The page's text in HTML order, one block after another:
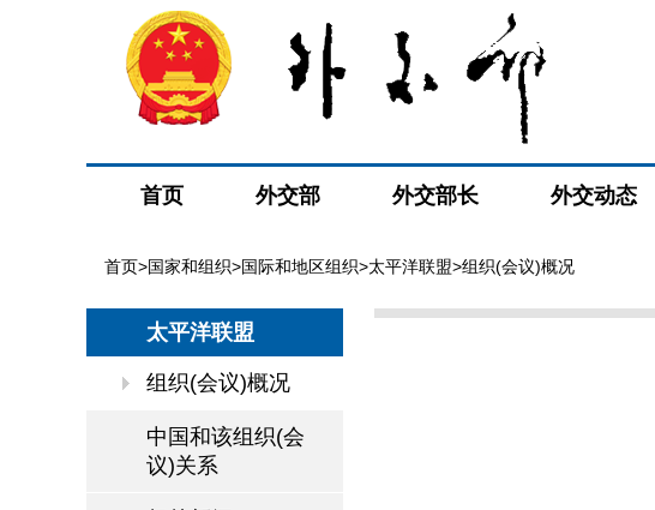
首页 外交部 外交部长 外交动态
首页>国家和组织>国际和地区组织>太平洋联盟>组织(会议)概况
太平洋联盟
组织(会议)概况
中国和该组织(会
议)关系